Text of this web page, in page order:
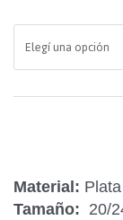
Material:
Tamaño: 20/